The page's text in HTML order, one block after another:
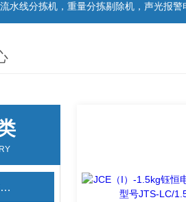
分拣机，重量分拣剔除机，声光报警电子秤，
日本AND绿巨人视频在线观看官网